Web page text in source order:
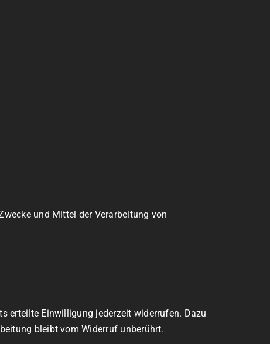
und Mittel der Verarbeitung von
erteilte Einwilligung jederzeit widerrufen. Dazu
bleibt vom Widerruf unberührt.